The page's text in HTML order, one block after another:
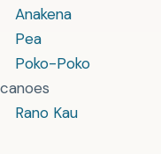
Anakena
Pea
Poko-Poko
Rano Kau